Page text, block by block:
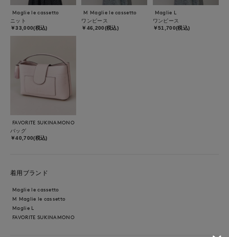
Maglie le cassetto
ニット
￥33,000(税込)
M Maglie le cassetto
ワンピース
￥46,200(税込)
Maglie L
ワンピース
￥51,700(税込)
FAVORITE SUKINAMONO
バッグ
￥40,700(税込)
着用ブランド
Maglie le cassetto
M Maglie le cassetto
Maglie L
FAVORITE SUKINAMONO